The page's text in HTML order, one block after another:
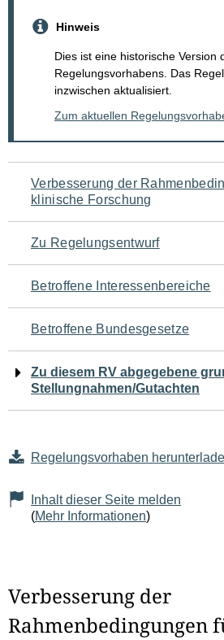
Hinweis
Dies ist eine historische Version
Regelungsvorhabens. Das
inzwischen aktualisiert.
Zum aktuellen
Navigation
für
den
Seiteninhalt
Verbesserung der
klinische Forschung
Zu Regelungsentwurf
Betroffene Interessenbereiche
Betroffene Bundesgesetze
Zu diesem RV abgegebene
Stellungnahmen/Gutachten
Regelungsvorhaben
Inhalt dieser Seite melden
(Mehr Informationen)
Verbesserung der
Rahmenbedingungen